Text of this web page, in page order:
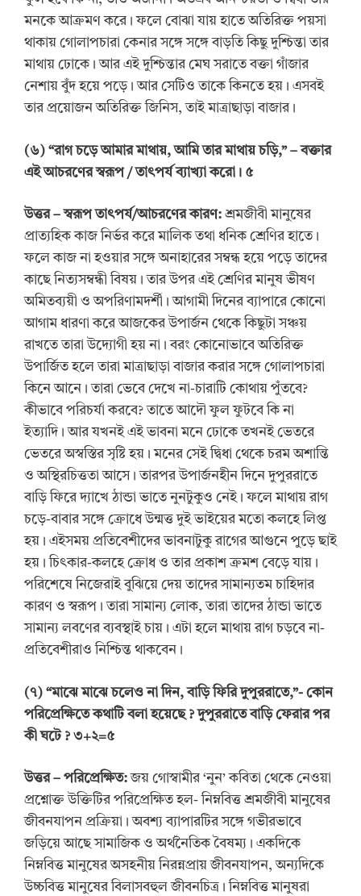
মনকে আক্রমণ করে। ফলে বোঝা যায় হাতে অতিরিক্ত পয়সা
থাকায় গোলাপচারা কেনার সঙ্গে সঙ্গে বাড়তি কিছু দুশ্চিন্তা তার
মাথায় ঢোকে। আর এই দুশ্চিন্তার মেঘ সরাতে বক্তা গাঁজার
নেশায় বুঁদ হয়ে পড়ে। আর সেটিও তাকে কিনতে হয়। এসবই
তার প্রয়োজন অতিরিক্ত জিনিস, তাই মাত্রাছাড়া বাজার।
(৬) “রাগ চড়ে আমার মাথায়, আমি তার মাথায় চড়ি,”– বক্তার
এই আচরণের স্বরূপ/তাৎপর্যব্যাখ্যা করো। ৫
উত্তর–স্বরূপ তাৎপর্য/আচরণের কারণ: শ্রমজীবী মানুষের
প্রাত্যহিক কাজ নির্ভর করে মালিক তথা ধনিক শ্রেণির হাতে।
ফলে কাজ না হওয়ার সঙ্গে অনাহারের সম্বন্ধ হয়ে পড়ে তাদের
কাছে নিত্যসম্বন্ধী বিষয়। তার উপর এই শ্রেণির মানুষ ভীষণ
অমিতব্যয়ী ও অপরিণামদর্শী। আগামী দিনের ব্যাপারে কোনো
আগাম ধারণা করে আজকের উপার্জন থেকে কিছুটা সঞ্চয়
রাখতে তারা উদ্যোগী হয় না। বরং কোনোভাবে অতিরিক্ত
উপার্জিত হলে তারা মাত্রাছাড়া বাজার করার সঙ্গে গোলাপচারা
কিনে আনে। তারা ভেবে দেখে না-চারাটি কোথায় পুঁতবে?
কীভাবে পরিচর্যা করবে? তাতে আদৌ ফুল ফুটবে কি না
ইত্যাদি। আর যখনই এই ভাবনা মনে ঢোকে তখনই ভেতরে
ভেতরে অস্বস্তির সৃষ্টি হয়। মনের সেই দ্বিধা থেকে চরম অশান্তি
ও অস্থিরচিত্ততা আসে। তারপর উপার্জনহীন দিনে দুপুররাতে
বাড়ি ফিরে দ্যাখে ঠান্ডা ভাতে নুনটুকুও নেই। ফলে মাথায় রাগ
চড়ে-বাবার সঙ্গে ক্রোধে উন্মত্ত দুই ভাইয়ের মতো কলহে লিপ্ত
হয়। এইসময় প্রতিবেশীদের ভাবনাটুকু রাগের আগুনে পুড়ে ছাই
হয়। চিৎকার-কলহে ক্রোধ ও তার প্রকাশ ক্রমশ বেড়ে যায়।
পরিশেষে নিজেরাই বুঝিয়ে দেয় তাদের সামান্যতম চাহিদার
কারণ ও স্বরূপ। তারা সামান্য লোক, তারা তাদের ঠান্ডা ভাতে
সামান্য লবণের ব্যবস্থাই চায়। এটা হলে মাথায় রাগ চড়বে না-
প্রতিবেশীরাও নিশ্চিন্ত থাকবেন।
(৭) “মাঝে মাঝে চলেও না দিন, বাড়ি ফিরি দুপুররাতে,”- কোন
পরিপ্রেক্ষিতে কথাটি বলা হয়েছে ? দুপুররাতে বাড়ি ফেরার পর
কী ঘটে ? ৩+২=৫
উত্তর– পরিপ্রেক্ষিত:জয় গোস্বামীর ‘নুন’ কবিতা থেকে নেওয়া
প্রশ্নোক্ত উক্তিটির পরিপ্রেক্ষিত হল- নিম্নবিত্ত শ্রমজীবী মানুষের
জীবনযাপন প্রক্রিয়া। অবশ্য ব্যাপারটির সঙ্গে গভীরভাবে
জড়িয়ে আছে সামাজিক ও অর্থনৈতিক বৈষম্য। একদিকে
নিম্নবিত্ত মানুষের অসহনীয় নিরন্নপ্রায় জীবনযাপন, অন্যদিকে
উচ্চবিত্ত মানুষের বিলাসবহুল জীবনচিত্র। নিম্নবিত্ত মানুষরা